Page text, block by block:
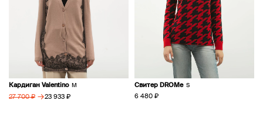
Кардиган Valentino M
27 700 ₽ → 23 933 ₽
Свитер DROMe S
6 480 ₽